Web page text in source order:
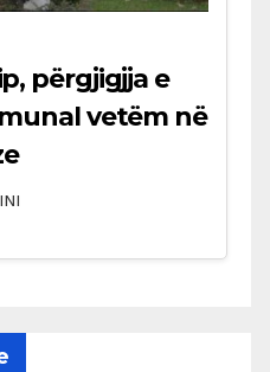
përgjigjja e
vetëm në